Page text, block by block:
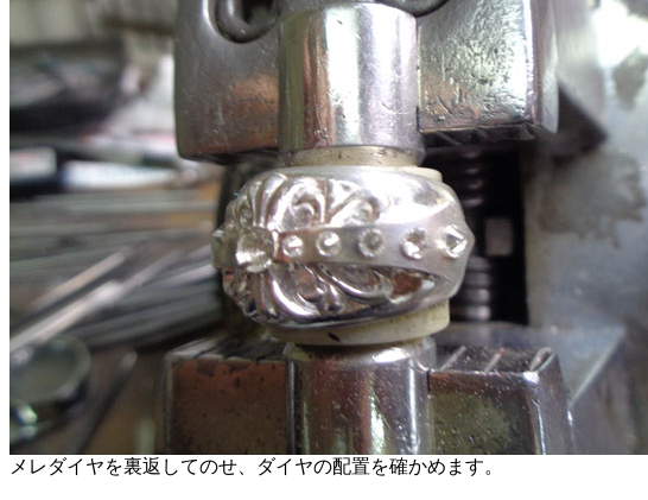
メレダイヤを裏返してのせ、ダイヤの配置を確かめます。